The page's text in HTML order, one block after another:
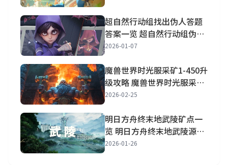
超自然行动组找出伪人答题
答案一览 超自然行动组伪人
进阶答案一览
2026-01-07
魔兽世界时光服采矿1-450升
级攻略 魔兽世界时光服采矿
1-450路线图详解
2026-02-25
明日方舟终末地武陵矿点一
览 明日方舟终末地武陵源矿
矿点详解
2026-01-26